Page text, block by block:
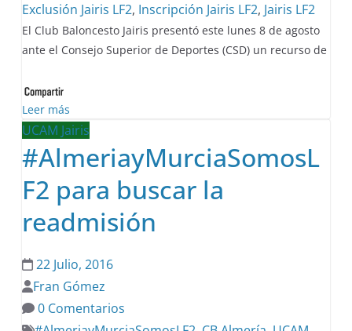
Exclusión Jairis LF2, Inscripción Jairis LF2, Jairis LF2
El Club Baloncesto Jairis presentó este lunes 8 de agosto
ante el Consejo Superior de Deportes (CSD) un recurso de
Leer más
UCAM Jairis
#AlmeriayMurciaSomosL
F2 para buscar la
readmisión
22 Julio, 2016
Fran Gómez
0 Comentarios